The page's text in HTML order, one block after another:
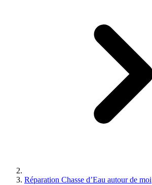
Réparation Chasse d’Eau autour de moi